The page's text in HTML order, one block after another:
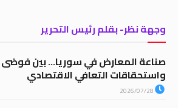
وجهة نظر- بقلم رئيس التحرير
صناعة المعارض في سوريا… بين فوضى
واستحقاقات التعافي الاقتصادي